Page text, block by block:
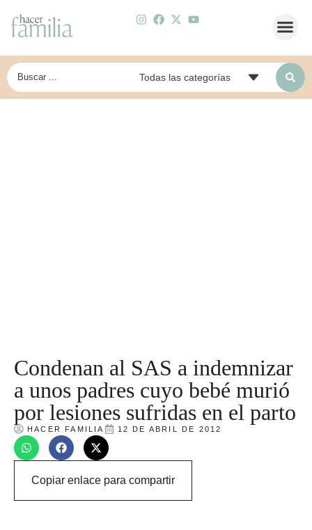
Condenan al SAS a indemnizar
a unos padres cuyo bebé murió
por lesiones sufridas en el parto
HACER FAMILIA 12 DE ABRIL DE 2012
Copiar enlace para compartir